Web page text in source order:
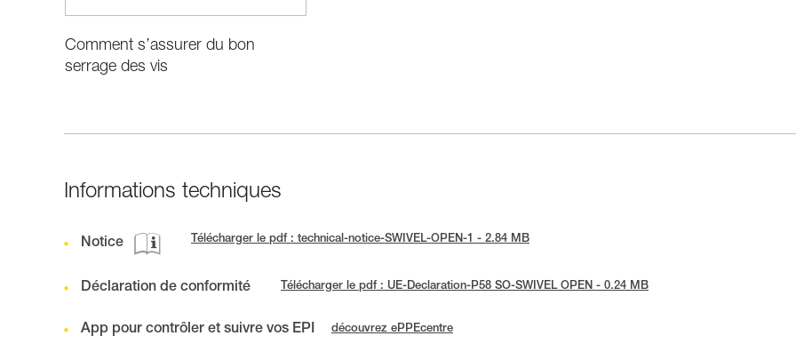
Comment s’assurer du bon
serrage des vis
Informations techniques
Notice Télécharger le pdf : technical-notice-SWIVEL-OPEN-1 - 2.84 MB
Déclaration de conformité Télécharger le pdf : UE-Declaration-P58 SO-SWIVEL OPEN - 0.24 MB
App pour contrôler et suivre vos EPI découvrez ePPEcentre